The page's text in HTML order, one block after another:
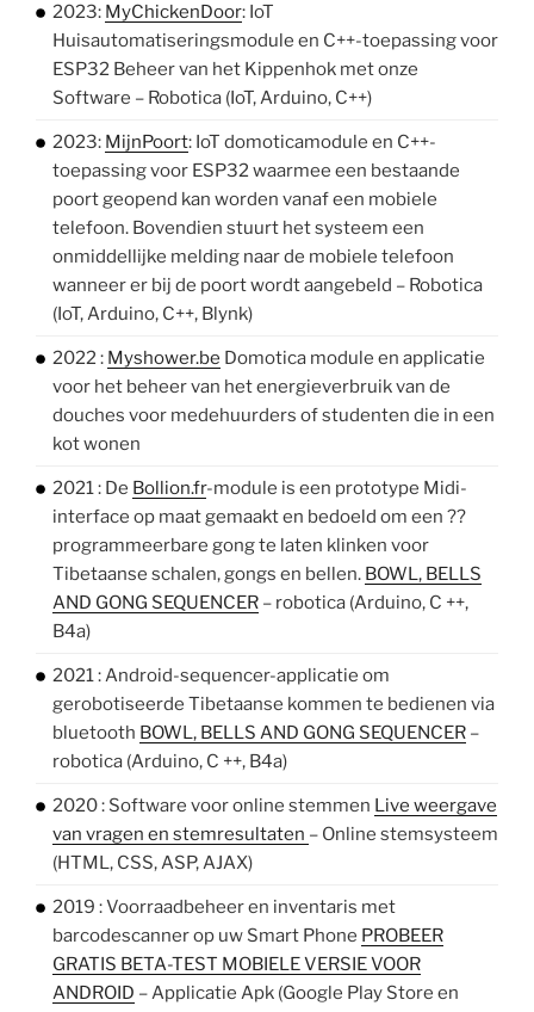
2023: MyChickenDoor: IoT
Huisautomatiseringsmodule en C++-toepassing voor
ESP32 Beheer van het Kippenhok met onze
Software – Robotica (IoT, Arduino, C++)
2023: MijnPoort: IoT domoticamodule en C++-
toepassing voor ESP32 waarmee een bestaande
poort geopend kan worden vanaf een mobiele
telefoon. Bovendien stuurt het systeem een
onmiddellijke melding naar de mobiele telefoon
wanneer er bij de poort wordt aangebeld – Robotica
(IoT, Arduino, C++, Blynk)
2022 : Myshower.be Domotica module en applicatie
voor het beheer van het energieverbruik van de
douches voor medehuurders of studenten die in een
kot wonen
2021 : De Bollion.fr-module is een prototype Midi-
interface op maat gemaakt en bedoeld om een ??
programmeerbare gong te laten klinken voor
Tibetaanse schalen, gongs en bellen. BOWL, BELLS
AND GONG SEQUENCER – robotica (Arduino, C ++,
B4a)
2021 : Android-sequencer-applicatie om
gerobotiseerde Tibetaanse kommen te bedienen via
bluetooth BOWL, BELLS AND GONG SEQUENCER –
robotica (Arduino, C ++, B4a)
2020 : Software voor online stemmen Live weergave
van vragen en stemresultaten – Online stemsysteem
(HTML, CSS, ASP, AJAX)
2019 : Voorraadbeheer en inventaris met
barcodescanner op uw Smart Phone PROBEER
GRATIS BETA-TEST MOBIELE VERSIE VOOR
ANDROID – Applicatie Apk (Google Play Store en